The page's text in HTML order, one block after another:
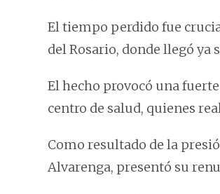
El tiempo perdido fue
del Rosario, donde llegó ya
El hecho provocó una
centro de salud, quienes
Como resultado de la
Alvarenga, presentó su